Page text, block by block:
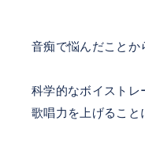
音痴で悩んだことか
科学的なボイストレ
歌唱力を上げること